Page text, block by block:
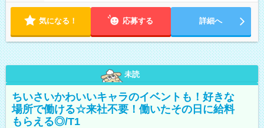
気になる！ 応募する 詳細へ
未読
ちいさいかわいいキャラのイベントも！好きな
場所で働ける☆来社不要！働いたその日に給料
もらえる◎/T1